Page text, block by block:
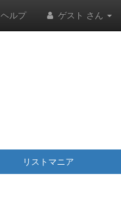
ヘルプ ゲスト さん
リストマニア